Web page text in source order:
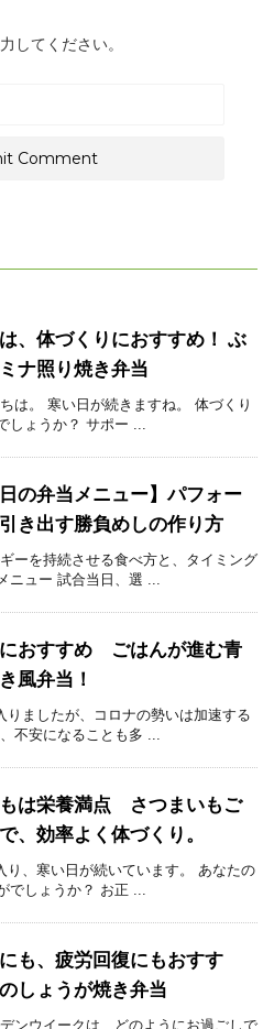
してください。
、体づくりにおすすめ！ ぶ
ナ照り焼き弁当
は。 寒い日が続きますね。 体づくり
しょうか？ サポー ...
日の弁当メニュー】パフォー
き出す勝負めしの作り方
ーを持続させる食べ方と、タイミング
ニュー 試合当日、選 ...
おすすめ ごはんが進む青
風弁当！
りましたが、コロナの勢いは加速する
不安になることも多 ...
は栄養満点 さつまいもご
、効率よく体づくり。
り、寒い日が続いています。 あなたの
でしょうか？ お正 ...
も、疲労回復にもおすす
しょうが焼き弁当
ンウイークは、どのようにお過ごしで